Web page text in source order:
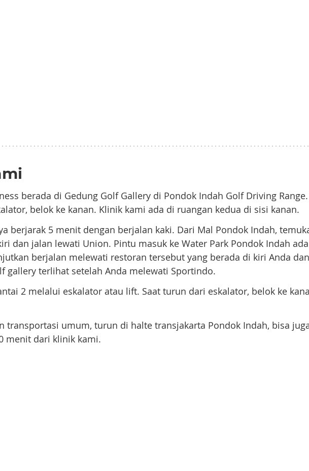
berada di Gedung Golf Gallery di Pondok Indah Golf Driving
belok ke kanan. Klinik kami ada di ruangan kedua di sisi kanan.
berjarak 5 menit dengan berjalan kaki. Dari Mal Pondok Indah,
dan jalan lewati Union. Pintu masuk ke Water Park Pondok Indah
berjalan melewati restoran tersebut yang berada di kiri Anda
gallery terlihat setelah Anda melewati Sportindo.
2 melalui eskalator atau lift. Saat turun dari eskalator, belok ke
transportasi umum, turun di halte transjakarta Pondok Indah, bisa
menit dari klinik kami.